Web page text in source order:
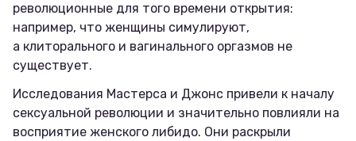
революционные для того времени открытия:
например, что женщины симулируют,
а клиторального и вагинального оргазмов не
существует.
Исследования Мастерса и Джонс привели к началу
сексуальной революции и значительно повлияли на
восприятие женского либидо. Они раскрыли